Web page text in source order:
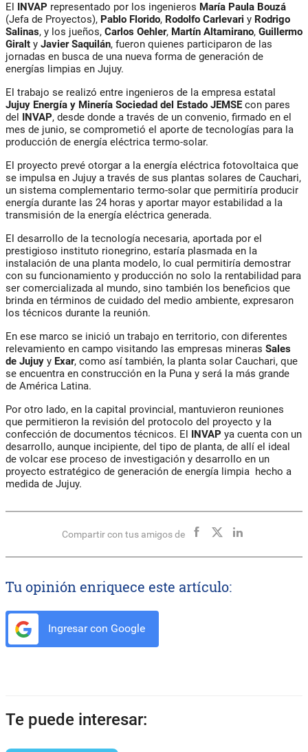
El INVAP representado por los ingenieros María Paula Bouzá
(Jefa de Proyectos), Pablo Florido, Rodolfo Carlevari y Rodrigo
Salinas, y los jueños, Carlos Oehler, Martín Altamirano, Guillermo
Giralt y Javier Saquilán, fueron quienes participaron de las
jornadas en busca de una nueva forma de generación de
energías limpias en Jujuy.
El trabajo se realizó entre ingenieros de la empresa estatal
Jujuy Energía y Minería Sociedad del Estado JEMSE con pares
del INVAP, desde donde a través de un convenio, firmado en el
mes de junio, se comprometió el aporte de tecnologías para la
producción de energía eléctrica termo-solar.
El proyecto prevé otorgar a la energía eléctrica fotovoltaica que
se impulsa en Jujuy a través de sus plantas solares de Cauchari,
un sistema complementario termo-solar que permitiría producir
energía durante las 24 horas y aportar mayor estabilidad a la
transmisión de la energía eléctrica generada.
El desarrollo de la tecnología necesaria, aportada por el
prestigioso instituto rionegrino, estaría plasmada en la
instalación de una planta modelo, lo cual permitiría demostrar
con su funcionamiento y producción no solo la rentabilidad para
ser comercializada al mundo, sino también los beneficios que
brinda en términos de cuidado del medio ambiente, expresaron
los técnicos durante la reunión.
En ese marco se inició un trabajo en territorio, con diferentes
relevamiento en campo visitando las empresas mineras Sales
de Jujuy y Exar, como así también, la planta solar Cauchari, que
se encuentra en construcción en la Puna y será la más grande
de América Latina.
Por otro lado, en la capital provincial, mantuvieron reuniones
que permitieron la revisión del protocolo del proyecto y la
confección de documentos técnicos. El INVAP ya cuenta con un
desarrollo, aunque incipiente, del tipo de planta, de allí el ideal
de volcar ese proceso de investigación y desarrollo en un
proyecto estratégico de generación de energía limpia hecho a
medida de Jujuy.
Compartir con tus amigos de
Tu opinión enriquece este artículo:
Ingresar con Google
Te puede interesar: